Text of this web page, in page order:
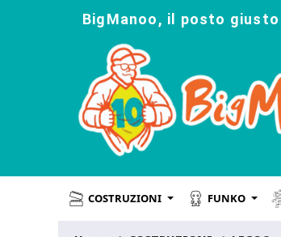
BigManoo, il posto
COSTRUZIONI FUNKO